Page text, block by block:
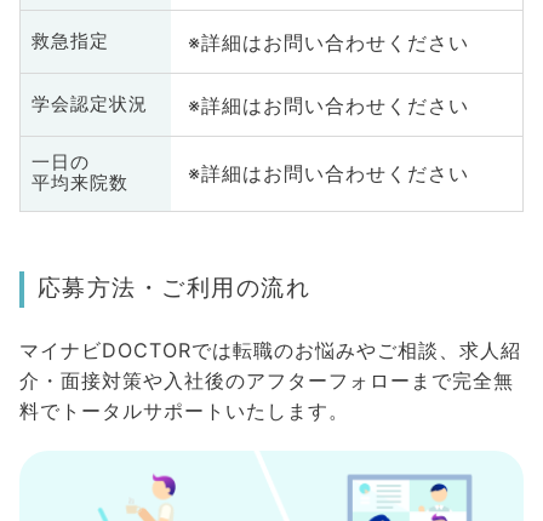
救急指定 ※詳細はお問い合わせください
学会認定状況 ※詳細はお問い合わせください
一日の
平均来院数
※詳細はお問い合わせください
応募方法・ご利用の流れ
マイナビDOCTORでは転職のお悩みやご相談、求人紹
介・面接対策や入社後のアフターフォローまで完全無
料でトータルサポートいたします。